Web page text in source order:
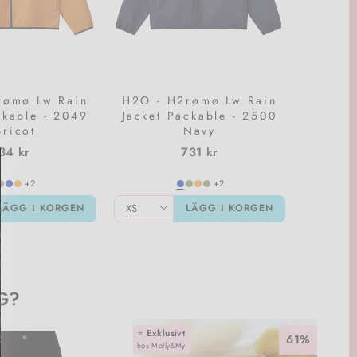
Lw Rain
- 2049
kr
+2
I KORGEN
H2O - H2rømø Lw Rain
Jacket Packable - 2500
Navy
731 kr
+2
LÄGG I KORGEN
61%
⭐️ Exklusivt
hos Molly&My